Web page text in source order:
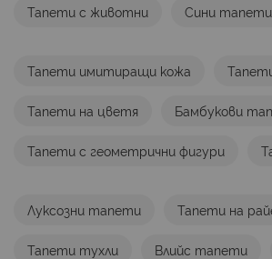
Тапети с животни Сини тапети
Тапети имитиращи кожа
Тапети на цветя Бамбукови
Тапети с геометрични фигури
Луксозни тапети Тапети на
Тапети тухли Влийс тапети